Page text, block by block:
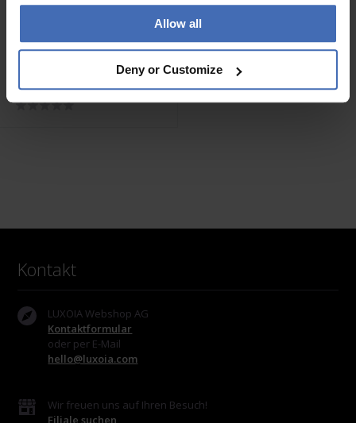
Allow all
Deny or Customize
CHF 79.50 statt CHF 159.00
H.88769384NL
Kontakt
LUXOIA Webshop AG
Kontaktformular
oder per E-Mail
hello@luxoia.com
Wir freuen uns auf Ihren Besuch!
Filiale suchen